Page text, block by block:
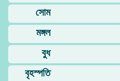
সোম
মঙ্গল
বুধ
বৃহস্পতি